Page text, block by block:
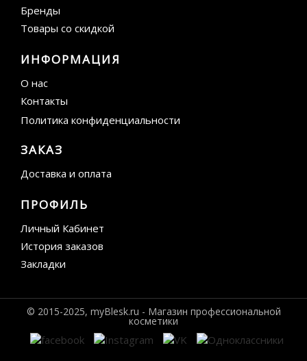
Бренды
Товары со скидкой
ИНФОРМАЦИЯ
О нас
Контакты
Политика конфиденциальности
ЗАКАЗ
Доставка и оплата
ПРОФИЛЬ
Личный Кабинет
История заказов
Закладки
© 2015-2025, myBlesk.ru - Магазин профессиональной
косметики